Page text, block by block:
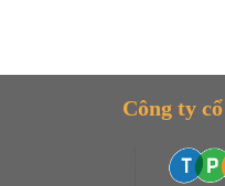
Công ty